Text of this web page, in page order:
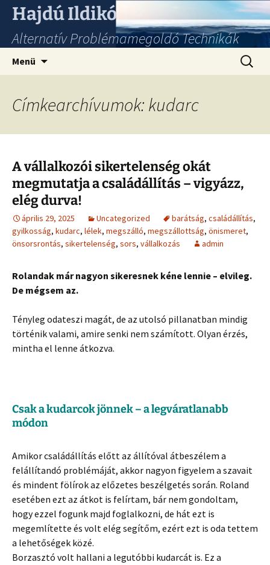
Hajdú Ildikó
Alternatív Problémamegoldó Technikák
Menü
Címkearchívumok: kudarc
A vállalkozói sikertelenség okát
megmutatja a családállítás – vigyázz,
elég durva!
április 29, 2025 Uncategorized barátság, családállítás,
gyilkosság, kudarc, lélek, megszálló, megszállottság, önismeret,
önsorsrontás, sikertelenség, sors, vállalkozás admin
Rolandak már nagyon sikeresnek kéne lennie – elvileg.
De mégsem az.
Tényleg odateszi magát, de az utolsó pillanatban mindig
történik valami, amire senki nem számított. Olyan érzés,
mintha el lenne átkozva.
Csak a kudarcok jönnek – a legváratlanabb
módon
Amikor családállítás előtt az állítóval átbeszélem a
felállítandó problémáját, akkor nagyon figyelem a szavait
és mindent fölírok az előzetes beszélgetés során. Roland
esetében ezt az átkot is felírtam, bár nem gondoltam,
hogy ezzel fogunk majd foglalkozni, de hát ezt is
megemlítette és volt elég segítőm, ezért ezt is oda tettem
a lehetőségek közé.
Borzasztó volt hallani a legutóbbi kudarcát is. Ez a